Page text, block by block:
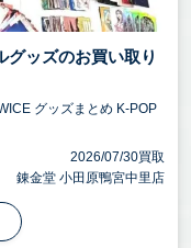
グッズのお買い取り
グッズまとめ K-POP
2026/07/30買取
錬金堂 小田原鴨宮中里店